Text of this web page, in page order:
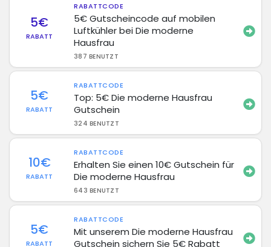
5€
RABATT
RABATTCODE
5€ Gutscheincode auf mobilen
Luftkühler bei Die moderne
Hausfrau
387 BENUTZT
5€
RABATT
RABATTCODE
Top: 5€ Die moderne Hausfrau
Gutschein
324 BENUTZT
10€
RABATT
RABATTCODE
Erhalten Sie einen 10€ Gutschein für
Die moderne Hausfrau
643 BENUTZT
5€
RABATT
RABATTCODE
Mit unserem Die moderne Hausfrau
Gutschein sichern Sie 5€ Rabatt